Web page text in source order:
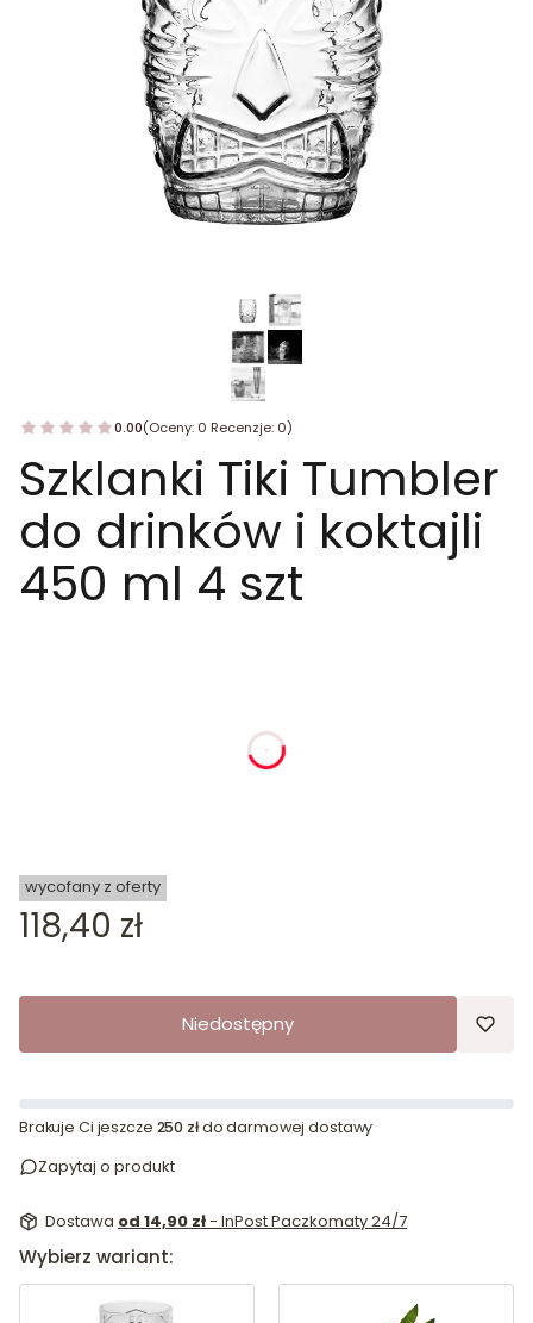
0.00(Oceny: 0 Recenzje: 0)
Szklanki Tiki Tumbler
do drinków i koktajli
450 ml 4 szt
godziny
wycofany z oferty
Cena
118,40 zł
Niedostępny
Brakuje Ci jeszcze 250 złdo darmowej dostawy
Zapytaj o produkt
Dostawa od 14,90 zł- InPost Paczkomaty 24/7
Wybierz wariant: